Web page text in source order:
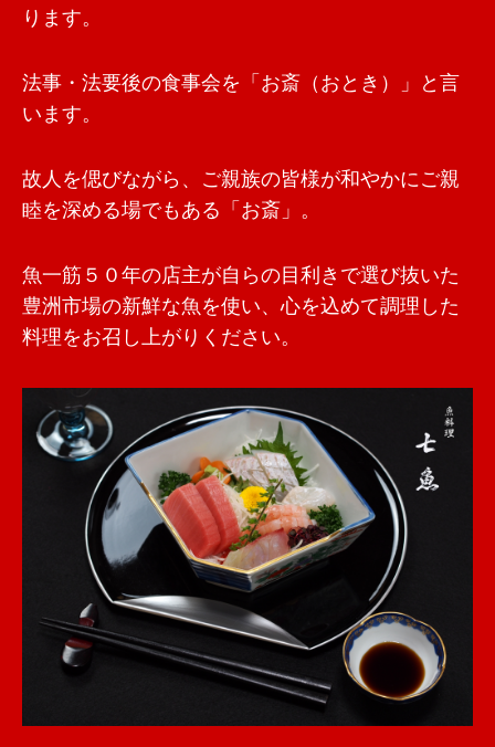
ります。
法事・法要後の食事会を「お斎（おとき）」と言
います。
故人を偲びながら、ご親族の皆様が和やかにご親
睦を深める場でもある「お斎」。
魚一筋５０年の店主が自らの目利きで選び抜いた
豊洲市場の新鮮な魚を使い、心を込めて調理した
料理をお召し上がりください。